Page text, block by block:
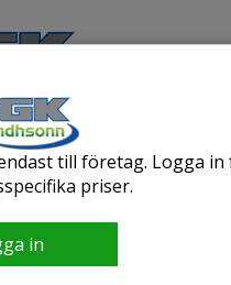
till företag. Logga
priser.
in